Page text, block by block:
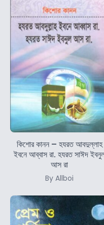
কিশোর কানন – হযরত আবদুল্লাহ
ইবনে আব্বাস রা. হযরত সাঈদ
আস রা
By Allboi